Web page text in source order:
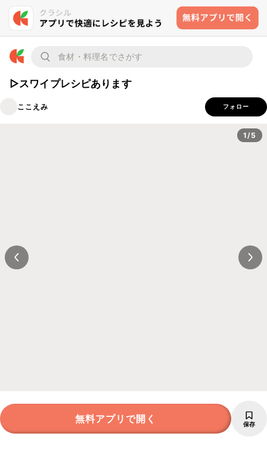
▷スワイプレシピあります
ここえみ フォロー
1/5
無料アプリで開く 保存